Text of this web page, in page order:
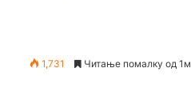
1,731 Читање помалку од 1м